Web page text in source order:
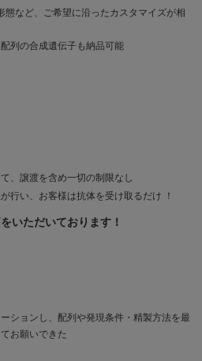
態など、ご希望に沿ったカスタマイズが相
列の合成遺伝子も納品可能
、譲渡を含め一切の制限なし
行い、お客様は抗体を受け取るだけ ！
いただいております！
ションし、配列や発現条件・精製方法を最
お願いできた